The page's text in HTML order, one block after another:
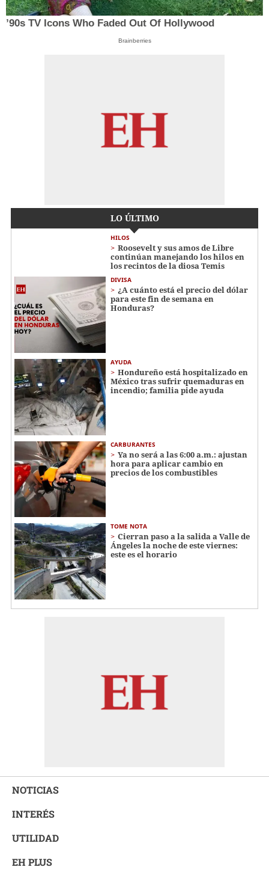
’90s TV Icons Who Faded Out Of Hollywood
Brainberries
LO ÚLTIMO
HILOS
Roosevelt y sus amos de Libre
continúan manejando los hilos en
los recintos de la diosa Temis
DIVISA
¿A cuánto está el precio del dólar
para este fin de semana en
Honduras?
AYUDA
Hondureño está hospitalizado en
México tras sufrir quemaduras en
incendio; familia pide ayuda
CARBURANTES
Ya no será a las 6:00 a.m.: ajustan
hora para aplicar cambio en
precios de los combustibles
TOME NOTA
Cierran paso a la salida a Valle de
Ángeles la noche de este viernes:
este es el horario
NOTICIAS
INTERÉS
UTILIDAD
EH PLUS